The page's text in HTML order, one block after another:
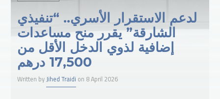
لدعم الاستقرار الأسري.. “تنفيذي
الشارقة” يقرر منح مساعدات
إضافية لذوي الدخل الأقل من
17,500 درهم
Written byJihed Traidi on 8 April 2026